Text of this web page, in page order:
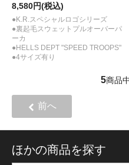
8,580円(税込)
●K.R.スペシャルロゴシリーズ
●裏起毛スウェットプルオーバーパ
ーカ
●HELLS DEPT "SPEED TROOPS"
●4サイズ有り
5商品
前へ
ほかの商品を探す